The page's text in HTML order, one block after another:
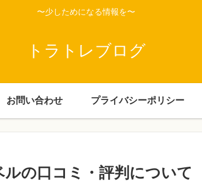
〜少しためになる情報を〜
トラトレブログ
お問い合わせ プライバシーポリシー
の口コミ・評判について